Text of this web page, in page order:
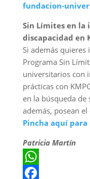
fundacion-
Sin Límites en la
discapacidad en
Si además
Programa Sin
universitarios con
prácticas con
en la búsqueda
además, posean
Pincha aquí
Patricia Martín
WhatsApp